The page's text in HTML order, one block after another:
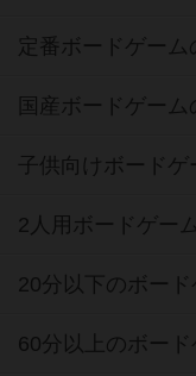
定番ボードゲーム
国産ボードゲーム
子供向けボードゲ
2人用ボードゲー
20分以下のボー
60分以上のボー